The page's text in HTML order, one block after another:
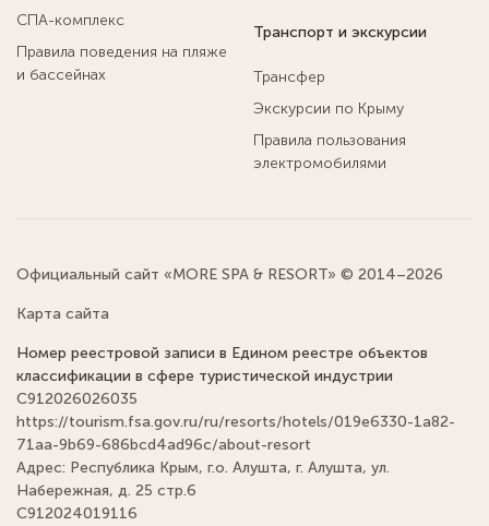
СПА-комплекс
Правила поведения на пляже
и бассейнах
Транспорт и экскурсии
Трансфер
Экскурсии по Крыму
Правила пользования
электромобилями
Официальный сайт «MORE SPA & RESORT» © 2014–2026
Карта сайта
Номер реестровой записи в Едином реестре объектов
классификации в сфере туристической индустрии
С912026026035
https://tourism.fsa.gov.ru/ru/resorts/hotels/019e6330-1a82-
71aa-9b69-686bcd4ad96c/about-resort
Адрес: Республика Крым, г.о. Алушта, г. Алушта, ул.
Набережная, д. 25 стр.6
С912024019116